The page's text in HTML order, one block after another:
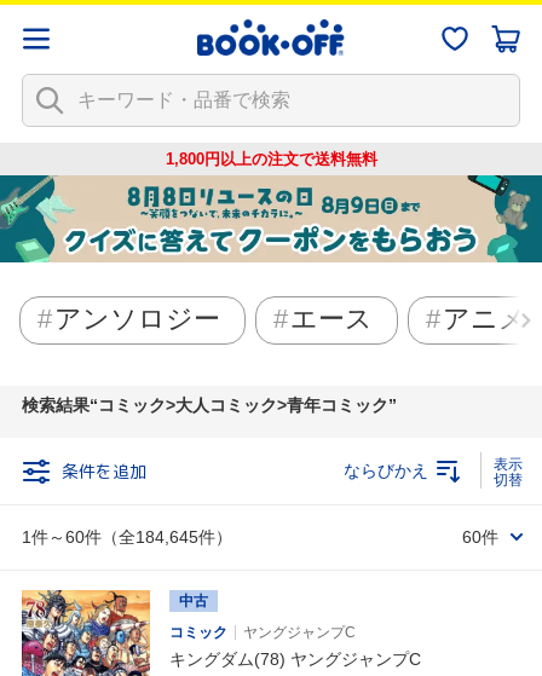
1,800円以上の注文で送料無料
アンソロジー エース アニメ
検索結果 コミック>大人コミック>青年コミック
条件を追加
1件～60件（全184,645件）
ならびかえ
60件
中古
コミック
ヤングジャンプC
キングダム(78) ヤングジャンプC